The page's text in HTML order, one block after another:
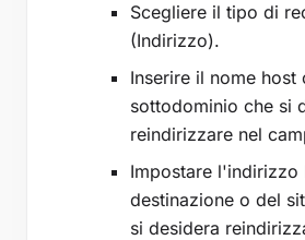
Scegliere il tipo di
(Indirizzo).
Inserire il nome host
sottodominio che si
reindirizzare nel
Impostare l'indirizzo
destinazione o del
si desidera